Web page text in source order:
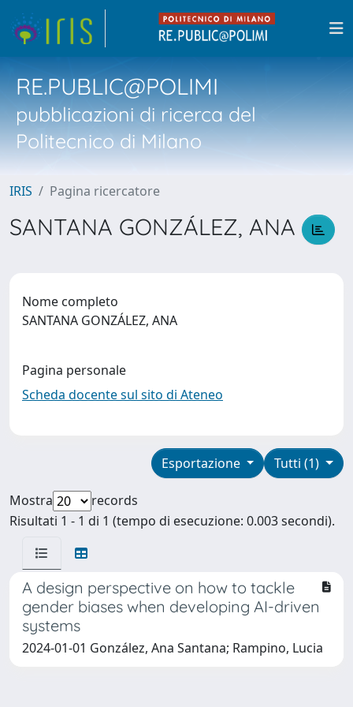
RE.PUBLIC@POLIMI
pubblicazioni di ricerca del
Politecnico di Milano
IRIS Pagina ricercatore
SANTANA GONZÁLEZ, ANA
Nome completo
SANTANA GONZÁLEZ, ANA
Pagina personale
Scheda docente sul sito di Ateneo
Tutti (1)
Esportazione
Mostra
records
Risultati 1 - 1 di 1 (tempo di esecuzione: 0.003 secondi).
A design perspective on how to tackle
gender biases when developing AI-driven
systems
2024-01-01 González, Ana Santana; Rampino, Lucia